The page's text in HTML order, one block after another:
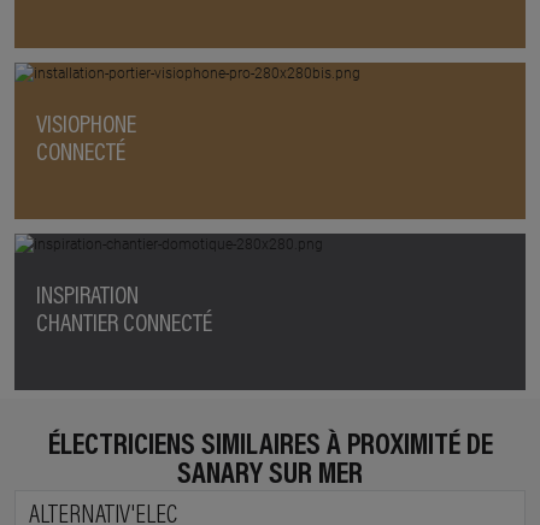
VISIOPHONE
CONNECTÉ
INSPIRATION
CHANTIER CONNECTÉ
ÉLECTRICIENS SIMILAIRES À PROXIMITÉ DE
SANARY SUR MER
ALTERNATIV'ELEC